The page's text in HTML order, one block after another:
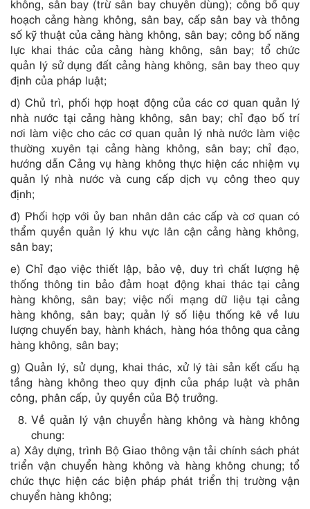
không, sân bay (trừ sân bay chuyên dùng); công bố quy
hoạch cảng hàng không, sân bay, cấp sân bay và thông
số kỹ thuật của cảng hàng không, sân bay; công bố năng
lực khai thác của cảng hàng không, sân bay; tổ chức
quản lý sử dụng đất cảng hàng không, sân bay theo quy
định của pháp luật;
d) Chủ trì, phối hợp hoạt động của các cơ quan quản lý
nhà nước tại cảng hàng không, sân bay; chỉ đạo bố trí
nơi làm việc cho các cơ quan quản lý nhà nước làm việc
thường xuyên tại cảng hàng không, sân bay; chỉ đạo,
hướng dẫn Cảng vụ hàng không thực hiện các nhiệm vụ
quản lý nhà nước và cung cấp dịch vụ công theo quy
định;
đ) Phối hợp với ủy ban nhân dân các cấp và cơ quan có
thẩm quyền quản lý khu vực lân cận cảng hàng không,
sân bay;
e) Chỉ đạo việc thiết lập, bảo vệ, duy trì chất lượng hệ
thống thông tin bảo đảm hoạt động khai thác tại cảng
hàng không, sân bay; việc nối mạng dữ liệu tại cảng
hàng không, sân bay; quản lý số liệu thống kê về lưu
lượng chuyến bay, hành khách, hàng hóa thông qua cảng
hàng không, sân bay;
g) Quản lý, sử dụng, khai thác, xử lý tài sản kết cấu hạ
tầng hàng không theo quy định của pháp luật và phân
công, phân cấp, ủy quyền của Bộ trưởng.
Về quản lý vận chuyển hàng không và hàng không
chung:
a) Xây dựng, trình Bộ Giao thông vận tải chính sách phát
triển vận chuyển hàng không và hàng không chung; tổ
chức thực hiện các biện pháp phát triển thị trường vận
chuyển hàng không;